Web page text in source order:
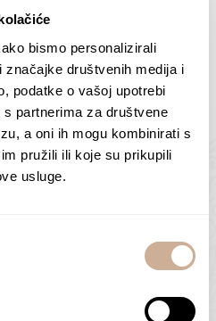
bismo personalizirali
društvenih medija i
podatke o vašoj upotrebi
partnerima za društvene
a oni ih mogu kombinirati s
pružili ili koje su prikupili
usluge.
€
€
Antarktika – krajolik
2
75,00€ – 138,00€Raspon
cijena:
od
ODABERI OPCIJE
Moreškanti – sjena